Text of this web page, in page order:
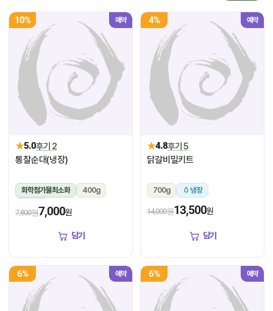
10% 예약
★5.0후기 2
통찰순대(냉장)
화학첨가물최소화
400g
냉장
7,800원7,000원
담기
4% 예약
★4.8후기 5
닭갈비밀키트
700g 냉장
14,000원13,500원
담기
6% 예약 6% 예약